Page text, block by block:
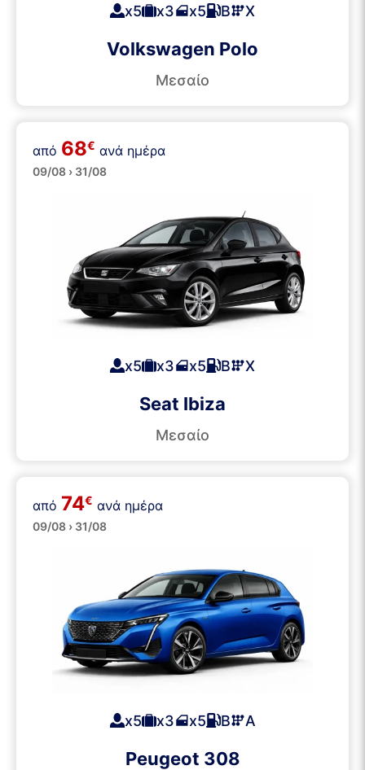
x5 x3 x5 Β Χ
Volkswagen Polo
Μεσαίο
Μεσαία
από 68€ ανά ημέρα
09/08 › 31/08
x5 x3 x5 Β Χ
Seat Ibiza
Μεσαίο
Μεσαία
από 74€ ανά ημέρα
09/08 › 31/08
x5 x3 x5 Β Α
Peugeot 308